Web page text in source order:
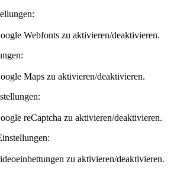
Webfonts zu aktivieren/deaktivieren.
Maps zu aktivieren/deaktivieren.
reCaptcha zu aktivieren/deaktivieren.
zu aktivieren/deaktivieren.